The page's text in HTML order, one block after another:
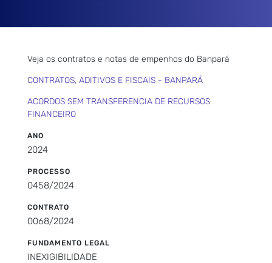
Veja os contratos e notas de empenhos do Banpará
CONTRATOS, ADITIVOS E FISCAIS - BANPARÁ
ACORDOS SEM TRANSFERENCIA DE RECURSOS
FINANCEIRO
ANO
2024
PROCESSO
0458/2024
CONTRATO
0068/2024
FUNDAMENTO LEGAL
INEXIGIBILIDADE